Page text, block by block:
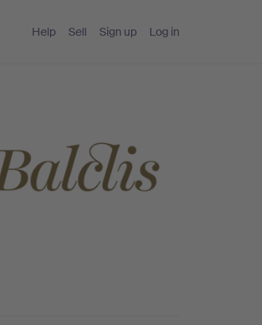
Help Sell Sign up Log in